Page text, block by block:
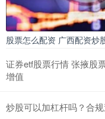
股票怎么配资 广西配资炒
证券etf股票行情 张掖股
增值
炒股可以加杠杆吗？合